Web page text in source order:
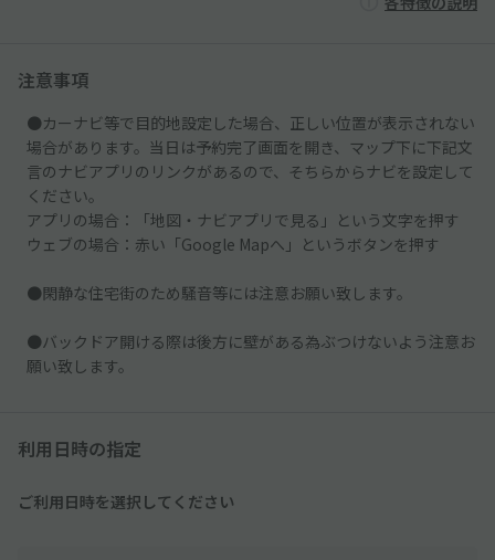
注意事項
●カーナビ等で目的地設定した場合、正しい位置が表示されない
場合があります。当日は予約完了画面を開き、マップ下に下記文
言のナビアプリのリンクがあるので、そちらからナビを設定して
ください。
アプリの場合：「地図・ナビアプリで見る」という文字を押す
ウェブの場合：赤い「Google Mapへ」というボタンを押す
●閑静な住宅街のため騒音等には注意お願い致します。
●バックドア開ける際は後方に壁がある為ぶつけないよう注意お
願い致します。
利用日時の指定
ご利用日時を選択してください